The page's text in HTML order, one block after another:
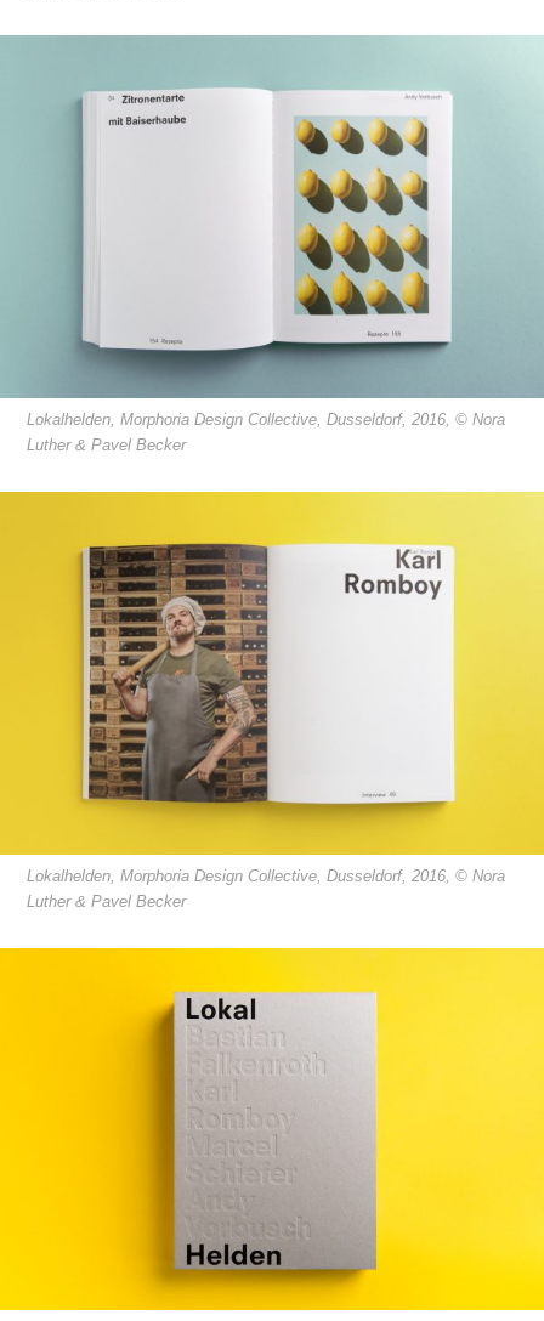
Lokalhelden, Morphoria Design Collective, Dusseldorf, 2016, © Nora
Luther & Pavel Becker
Lokalhelden, Morphoria Design Collective, Dusseldorf, 2016, © Nora
Luther & Pavel Becker